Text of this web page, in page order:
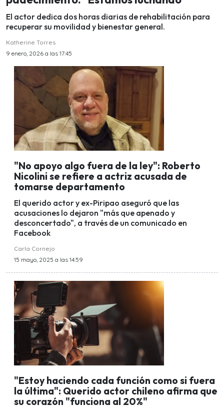
El actor dedica dos horas diarias de rehabilitación para
recuperar su movilidad y bienestar general.
Katherine Torres
9 enero, 2026 a las 17:45
"No apoyo algo fuera de la ley": Roberto
Nicolini se refiere a actriz acusada de
tomarse departamento
El querido actor y ex-Piripao aseguró que las
acusaciones lo dejaron "más que apenado y
desconcertado", a través de un comunicado en
Facebook
Carla Cornejo
15 mayo, 2025 a las 14:59
"Estoy haciendo cada función como si fuera
la última": Querido actor chileno afirma que
su corazón "funciona al 20%"